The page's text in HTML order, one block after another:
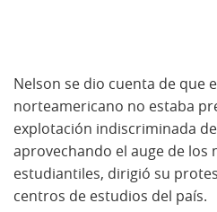
Nelson se dio cuenta de que
norteamericano no estaba
explotación indiscriminada
aprovechando el auge de los
estudiantiles, dirigió su
centros de estudios del país.